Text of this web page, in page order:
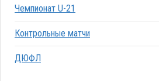
Чемпионат U-21
Контрольные матчи
ДЮФЛ